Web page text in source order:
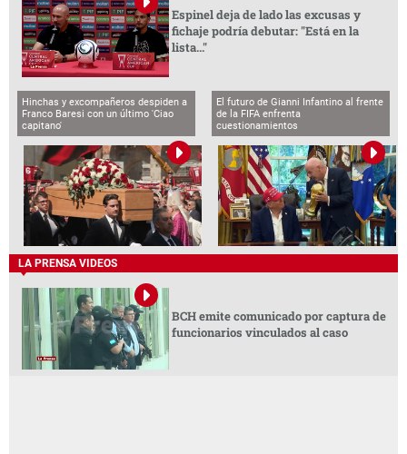
Espinel deja de lado las excusas y
fichaje podría debutar: "Está en la
lista..."
Hinchas y excompañeros despiden a
Franco Baresi con un último 'Ciao
capitano'
El futuro de Gianni Infantino al frente
de la FIFA enfrenta
cuestionamientos
LA PRENSA VIDEOS
BCH emite comunicado por captura de
funcionarios vinculados al caso